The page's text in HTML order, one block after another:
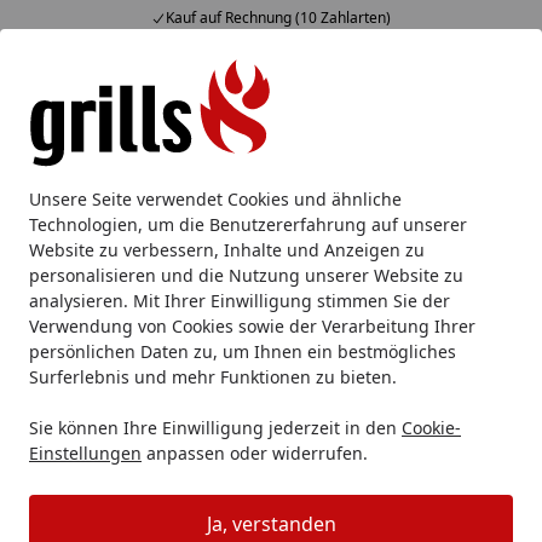
Unsere Seite verwendet Cookies und ähnliche
Technologien, um die Benutzererfahrung auf unserer
Website zu verbessern, Inhalte und Anzeigen zu
personalisieren und die Nutzung unserer Website zu
analysieren. Mit Ihrer Einwilligung stimmen Sie der
Verwendung von Cookies sowie der Verarbeitung Ihrer
persönlichen Daten zu, um Ihnen ein bestmögliches
Surferlebnis und mehr Funktionen zu bieten.
Sie können Ihre Einwilligung jederzeit in den Cookie-
Einstellungen anpassen oder widerrufen.
Ja, verstanden
Kauf auf Rechnung (10 Zahlarten)
Alle Produkte
Mein Konto
Suchen
Startseite
Gasgrill Gasgrillstation Broil King Gasgrill PORTA CHEF
Broil King Gasgrill PORTA CHEF 320
(1 Bewertung)